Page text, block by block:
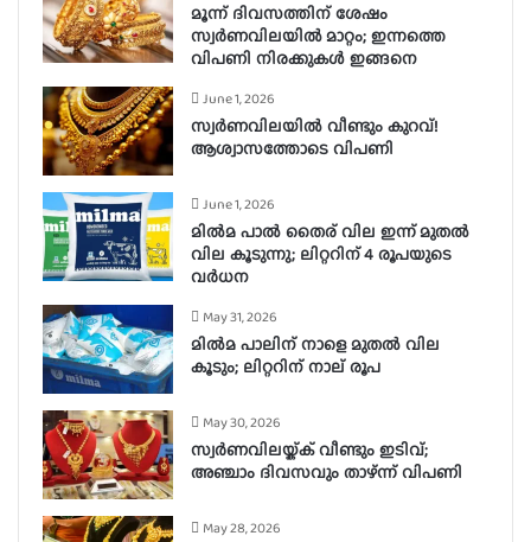
മൂന്ന് ദിവസത്തിന് ശേഷം
സ്വർണവിലയിൽ മാറ്റം; ഇന്നത്തെ
വിപണി നിരക്കുകൾ ഇങ്ങനെ
June 1, 2026
സ്വർണവിലയിൽ വീണ്ടും കുറവ്!
ആശ്വാസത്തോടെ വിപണി
June 1, 2026
മിൽമ പാൽ തൈര് വില ഇന്ന് മുതൽ
വില കൂടുന്നു; ലിറ്ററിന് 4 രൂപയുടെ
വർധന
May 31, 2026
മിൽമ പാലിന് നാളെ മുതൽ വില
കൂടും; ലിറ്ററിന് നാല് രൂപ
May 30, 2026
സ്വർണവിലയ്ക്ക് വീണ്ടും ഇടിവ്;
അഞ്ചാം ദിവസവും താഴ്ന്ന് വിപണി
May 28, 2026